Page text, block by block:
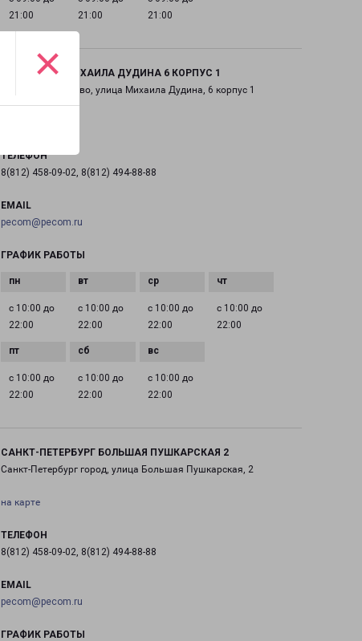
×
21:00
21:00
21:00
ПАРГОЛОВО МИХАИЛА ДУДИНА 6 КОРПУС 1
поселок Парголово, улица Михаила Дудина, 6 корпус 1
ТЕЛЕФОН
8(812) 458-09-02, 8(812) 494-88-88
EMAIL
pecom@pecom.ru
ГРАФИК РАБОТЫ
с 10:00 до
22:00
с 10:00 до
22:00
с 10:00 до
22:00
с 10:00 до
22:00
с 10:00 до
22:00
с 10:00 до
22:00
с 10:00 до
22:00
САНКТ-ПЕТЕРБУРГ БОЛЬШАЯ ПУШКАРСКАЯ 2
Санкт-Петербург город, улица Большая Пушкарская, 2
на карте
ТЕЛЕФОН
8(812) 458-09-02, 8(812) 494-88-88
EMAIL
pecom@pecom.ru
ГРАФИК РАБОТЫ